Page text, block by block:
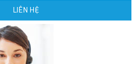
LIÊN HỆ